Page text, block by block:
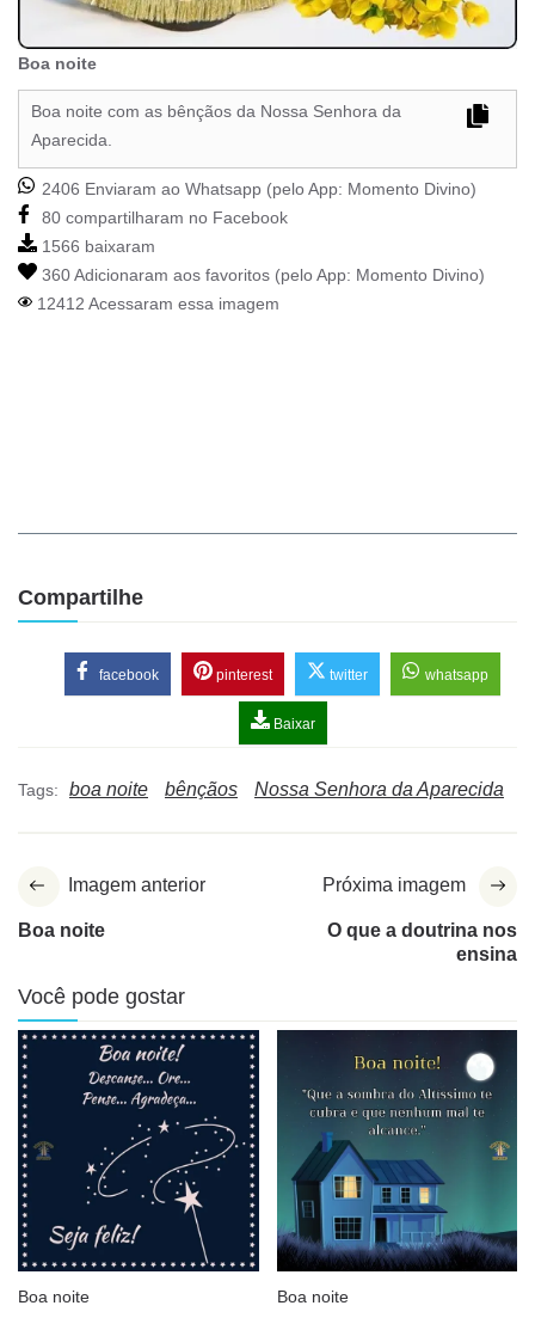
Boa noite
Boa noite com as bênçãos da Nossa Senhora da
Aparecida.
2406 Enviaram ao Whatsapp (pelo App: Momento Divino)
80 compartilharam no Facebook
1566 baixaram
360 Adicionaram aos favoritos (pelo App: Momento Divino)
12412 Acessaram essa imagem
Compartilhe
facebook pinterest twitter whatsapp
Baixar
Tags: boa noite bênçãos Nossa Senhora da Aparecida
Imagem anterior
Boa noite
Próxima imagem
O que a doutrina nos
ensina
Você pode gostar
Boa noite Boa noite